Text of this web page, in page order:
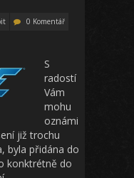
0 Komentář
S
radostí
Vám
mohu
oznámi
již trochu
byla přidána do
konktrétně do